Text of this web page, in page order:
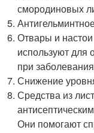
смородиновых
Отвары и
используют для
при
Снижение
Средства из
Они помогают